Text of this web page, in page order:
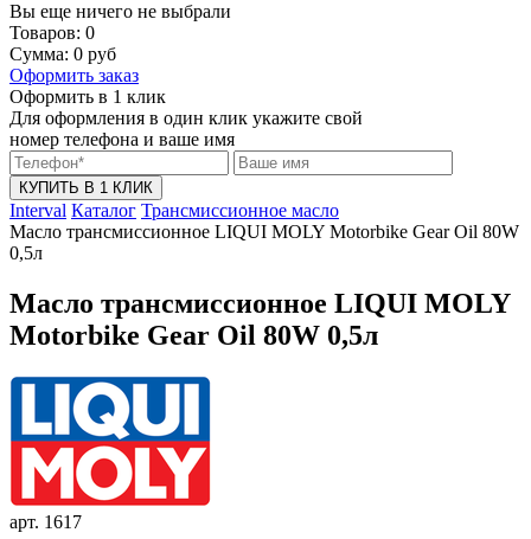
Вы еще ничего не выбрали
Товаров: 0
Сумма: 0 руб
Оформить заказ
Оформить в 1 клик
Для оформления в один клик укажите свой
номер телефона и ваше имя
КУПИТЬ В 1 КЛИК
Interval Каталог Трансмиссионное масло
Масло трансмиссионное LIQUI MOLY Motorbike Gear Oil 80W
0,5л
Масло трансмиссионное LIQUI MOLY
Motorbike Gear Oil 80W 0,5л
арт. 1617